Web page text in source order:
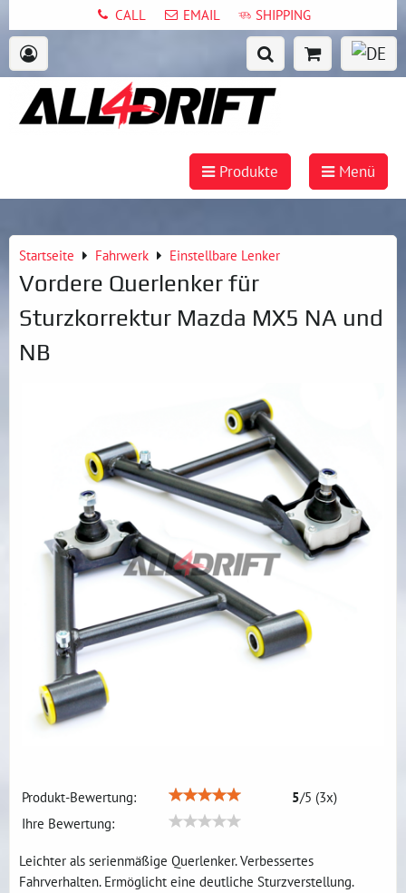
CALL EMAIL SHIPPING
Produkte Menü
Startseite Fahrwerk Einstellbare Lenker
Vordere Querlenker für
Sturzkorrektur Mazda MX5 NA und
NB
Produkt-Bewertung: 5/5 (3x)
Ihre Bewertung:
Leichter als serienmäßige Querlenker. Verbessertes
Fahrverhalten. Ermöglicht eine deutliche Sturzverstellung.